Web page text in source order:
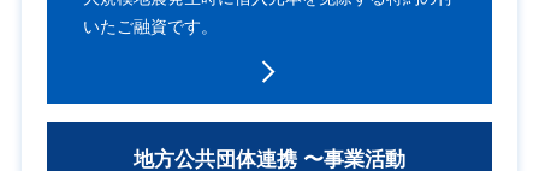
いたご融資です。
地⽅公共団体連携 〜事業活動